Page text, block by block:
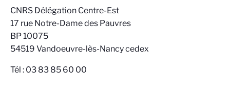
CNRS Délégation Centre-Est
17 rue Notre-Dame des Pauvres
BP 10075
54519 Vandoeuvre-lès-Nancy cedex
Tél : 03 83 85 60 00